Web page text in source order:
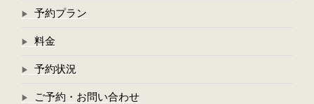
予約プラン
料金
予約状況
ご予約・お問い合わせ